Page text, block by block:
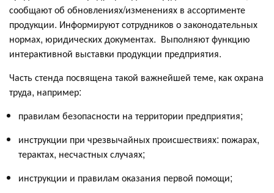
сообщают об обновлениях/изменениях в ассортименте
продукции. Информируют сотрудников о законодательных
нормах, юридических документах. Выполняют функцию
интерактивной выставки продукции предприятия.
Часть стенда посвящена такой важнейшей теме, как охрана
труда, например:
правилам безопасности на территории предприятия;
инструкции при чрезвычайных происшествиях: пожарах,
терактах, несчастных случаях;
инструкции и правилам оказания первой помощи;